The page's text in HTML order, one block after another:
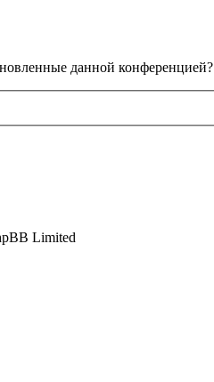
данной конференцией?
Limited